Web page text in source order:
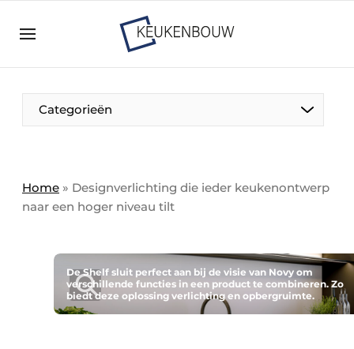
Bedrijven
Bedrijven
Direct contact
Evenement aanmelden
in de keuken-, woon-, en badkamerbranche
Meest gelezen
Nieuwsbrief
Categorieën
Home » Designverlichting die ieder keukenontwerp
naar een hoger niveau tilt
De Shelf sluit perfect aan bij de visie van Novy om
verschillende functies in een product te combineren. Zo
biedt deze oplossing verlichting en opbergruimte.